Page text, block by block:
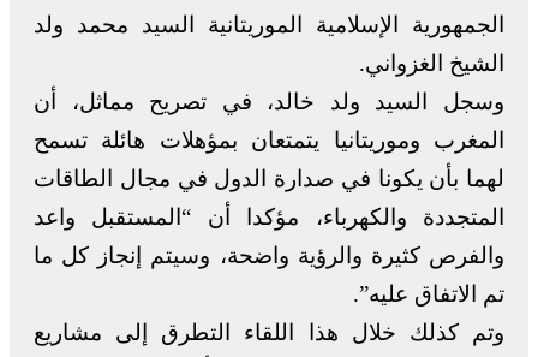
الجمهورية الإسلامية الموريتانية السيد محمد ولد
الشيخ الغزواني.
وسجل السيد ولد خالد، في تصريح مماثل، أن
المغرب وموريتانيا يتمتعان بمؤهلات هائلة تسمح
لهما بأن يكونا في صدارة الدول في مجال الطاقات
المتجددة والكهرباء، مؤكدا أن “المستقبل واعد
والفرص كثيرة والرؤية واضحة، وسيتم إنجاز كل ما
تم الاتفاق عليه”.
وتم كذلك خلال هذا اللقاء التطرق إلى مشاريع